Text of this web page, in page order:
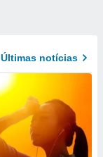
Últimas notícias